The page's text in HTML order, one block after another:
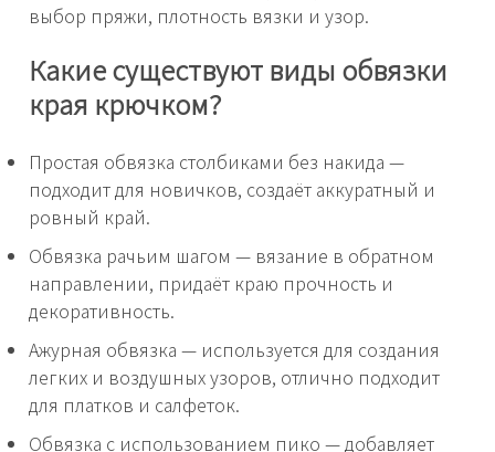
выбор пряжи, плотность вязки и узор.
Какие существуют виды обвязки
края крючком?
Простая обвязка столбиками без накида —
подходит для новичков, создаёт аккуратный и
ровный край.
Обвязка рачьим шагом — вязание в обратном
направлении, придаёт краю прочность и
декоративность.
Ажурная обвязка — используется для создания
легких и воздушных узоров, отлично подходит
для платков и салфеток.
Обвязка с использованием пико — добавляет